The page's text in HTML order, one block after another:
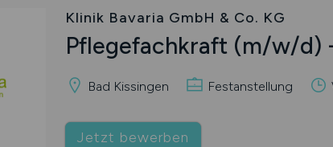
Klinik Bavaria GmbH & Co. KG
Pflegefachkraft (m/w/d)
Bad Kissingen Festanstellung
Jetzt bewerben